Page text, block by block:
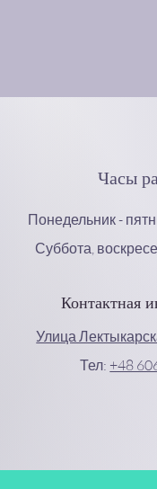
Часы
Понедельник -
Суббота,
Контактная
Улица
Тел: +48